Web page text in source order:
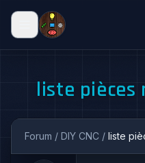
liste pièces
Forum / DIY CNC / liste